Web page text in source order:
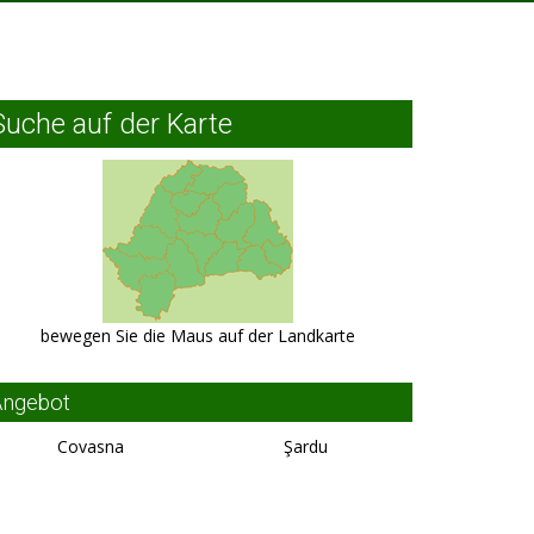
auf der Karte
bewegen Sie die Maus auf der Landkarte
Covasna Şardu